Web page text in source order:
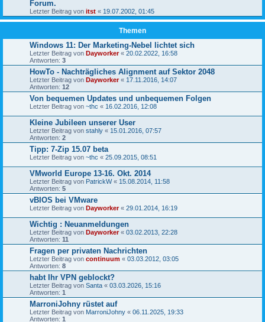
Forum.
Letzter Beitrag von itst « 19.07.2002, 01:45
Themen
Windows 11: Der Marketing-Nebel lichtet sich
Letzter Beitrag von Dayworker« 20.02.2022, 16:58
Antworten: 3
HowTo - Nachträgliches Alignment auf Sektor 2048
Letzter Beitrag von Dayworker« 17.11.2016, 14:07
Antworten: 12
Von bequemen Updates und unbequemen Folgen
Letzter Beitrag von ~thc « 16.02.2016, 12:08
Kleine Jubileen unserer User
Letzter Beitrag von stahly « 15.01.2016, 07:57
Antworten: 2
Tipp: 7-Zip 15.07 beta
Letzter Beitrag von ~thc « 25.09.2015, 08:51
VMworld Europe 13-16. Okt. 2014
Letzter Beitrag von PatrickW« 15.08.2014, 11:58
Antworten: 5
vBIOS bei VMware
Letzter Beitrag von Dayworker« 29.01.2014, 16:19
Wichtig : Neuanmeldungen
Letzter Beitrag von Dayworker« 03.02.2013, 22:28
Antworten: 11
Fragen per privaten Nachrichten
Letzter Beitrag von continuum « 03.03.2012, 03:05
Antworten: 8
habt Ihr VPN geblockt?
Letzter Beitrag von Santa « 03.03.2026, 15:16
Antworten: 1
MarroniJohny rüstet auf
Letzter Beitrag von MarroniJohny « 06.11.2025, 19:33
Antworten: 1